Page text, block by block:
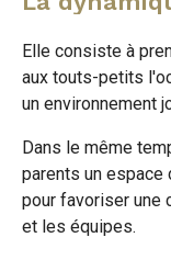
Elle consiste à
aux touts-petits
un environnement
Dans le même
parents un espace
pour favoriser une
et les équipes.